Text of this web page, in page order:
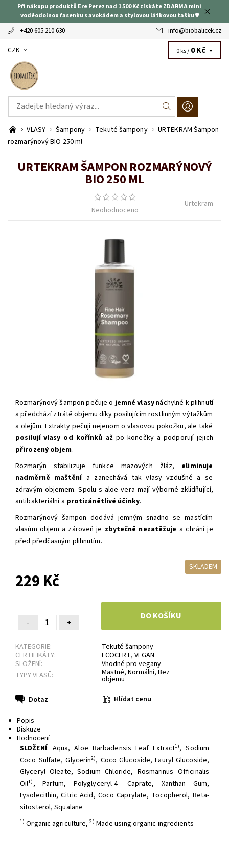
Při nákupu produktů Ere Perez nad 1 500 Kč získáte ZDARMA mini
voděodolnou řasenku s avokádem a stylovou látkovou tašku ♥
+420 605 210 630 info@biobalicek.cz
CZK 0 ks / 0 Kč
VLASY Šampony Tekuté šampony
URTEKRAM Šampon
rozmarýnový BIO 250 ml
URTEKRAM ŠAMPON ROZMARÝNOVÝ
BIO 250 ML
Neohodnoceno
Urtekram
Rozmarýnový šampon pečuje o jemné vlasynáchylné k plihnutí
a předchází ztrátě objemu díky posilujícím rostlinným výtažkům
a olejům. Extrakty pečují nejenom o vlasovou pokožku, ale také
posilují vlasy od kořínků až po konečky a podporují jejich
přirozený objem.
Rozmarýn stabilizuje funkce mazových žláz, eliminuje
nadměrně maštěnía zanechává tak vlasy vzdušné a se
zdravým objemem. Spolu s aloe vera mají výborné zklidňující,
antibakteriální a protizánětlivé účinky.
Rozmarýnový šampon dodává jemným snadno se mastícím
vlasům objem a zároveň je zbytečně nezatěžuje a chrání je
před předčasným plihnutím.
SKLADEM
229 Kč
- +
KATEGORIE:
Tekuté šampony
CERTIFIKÁTY:
ECOCERT, VEGAN
SLOŽENÍ:
Vhodné pro vegany
TYPY VLASŮ:
Mastné, Normální, Bez
objemu
Dotaz
Hlídat cenu
Popis
Diskuze
Hodnocení
SLOŽENÍ: Aqua,Aloe Barbadensis Leaf Extract1),Sodium
Coco Sulfate,Glycerin2), Coco Glucoside,Lauryl Glucoside,
Glyceryl Oleate,Sodium Chloride, Rosmarinus Officinalis
Oil1) , Parfum, Polyglyceryl-4 -Caprate, Xanthan Gum,
Lysolecithin,Citric Acid, Coco Caprylate, Tocopherol, Beta-
sitosterol,Squalane
1) Organic agriculture,2) Made using organic ingredients